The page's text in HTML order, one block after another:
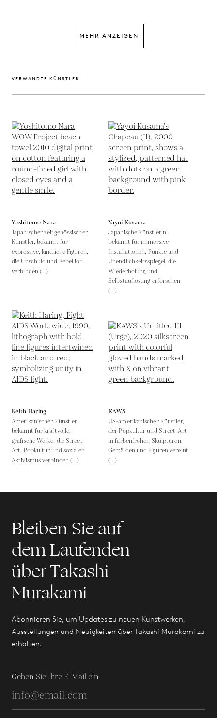
MEHR ANZEIGEN
VERWANDTE KÜNSTLER
Yoshitomo Nara
Japanischer zeitgenössischer
Künstler, bekannt für
expressive, kindliche Figuren,
die Unschuld und Rebellion
verbinden (...)
Yayoi Kusama
Japanische Künstlerin,
bekannt für immersive
Installationen, Punkte und
Unendlichkeitsspiegel, die
Wiederholung und
Selbstauflösung erforschen
(...)
Keith Haring
Amerikanischer Künstler,
bekannt für kraftvolle,
grafische Werke, die Street-
Art, Popkultur und sozialen
Aktivismus verbinden (...)
KAWS
US-amerikanischer Künstler,
der Popkultur und Street-Art
in farbenfrohen Skulpturen,
Gemälden und Figuren vereint
(...)
Bleiben Sie auf
dem Laufenden
über Takashi
Murakami
Abonnieren Sie, um Updates zu neuen Kunstwerken,
Ausstellungen und Neuigkeiten über Takashi Murakami zu
erhalten.
Geben Sie Ihre E-Mail ein